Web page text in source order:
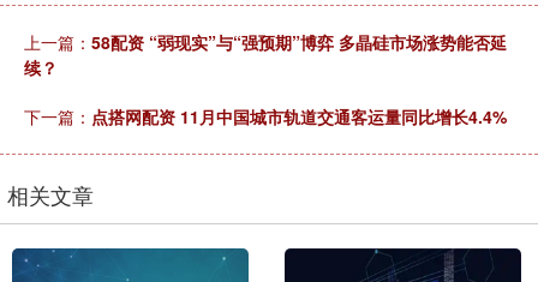
上一篇： 58配资 “弱现实”与“强预期”博弈 多晶硅市场涨势能否延
续？
下一篇： 点搭网配资 11月中国城市轨道交通客运量同比增长4.4%
相关文章